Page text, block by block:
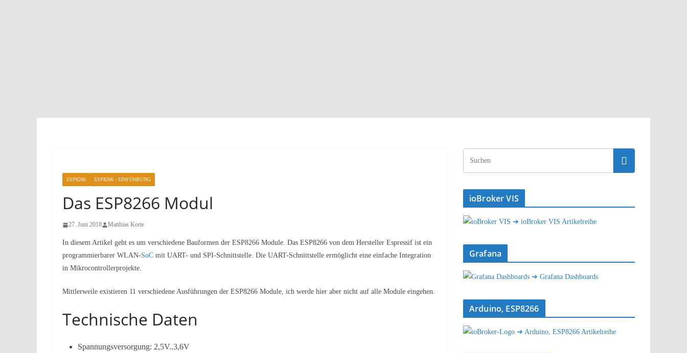
ESP8266 ESP8266 - EINFÜHRUNG
Das ESP8266 Modul
27. Juni 2018 Matthias Korte
In diesem Artikel geht es um verschiedene Bauformen der ESP8266 Module. Das ESP8266 von dem Hersteller Espressif ist ein
programmierbarer WLAN-SoC mit UART- und SPI-Schnittstelle. Die UART-Schnittstelle ermöglicht eine einfache Integration
in Mikrocontrollerprojekte.
Mittlerweile existieren 11 verschiedene Ausführungen der ESP8266 Module, ich werde hier aber nicht auf alle Module eingehen.
Technische Daten
Spannungsversorgung: 2,5V..3,6V
ioBroker VIS
➔ ioBroker VIS Artikelreihe
Grafana
➔ Grafana Dashboards
Arduino, ESP8266
➔ Arduino, ESP8266 Artikelreihe